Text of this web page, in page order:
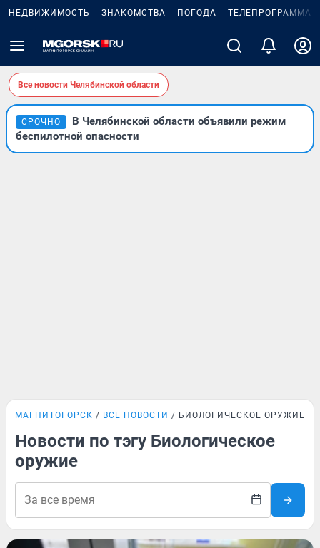
НЕДВИЖИМОСТЬ ЗНАКОМСТВА ПОГОДА ТЕЛЕПРОГРАММА
Все новости Челябинской области
СРОЧНО
В Челябинской области объявили режим
беспилотной опасности
МАГНИТОГОРСК ВСЕ НОВОСТИ БИОЛОГИЧЕСКОЕ ОРУЖИЕ
Новости по тэгу Биологическое
оружие